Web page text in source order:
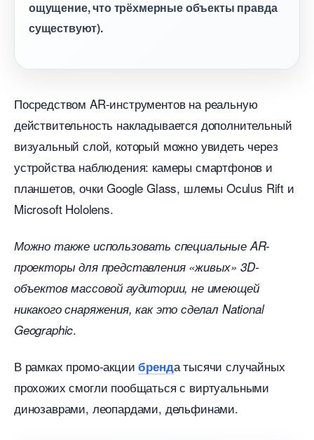
ощущение, что трёхмерные объекты правда
существуют).
Посредством AR-инструментов на реальную
действительность накладывается дополнительный
изуальный слой, который можно увидеть через
устройства наблюдения: камеры смартфонов и
планшетов, очки Google Glass, шлемы Oculus Rift и
Microsoft Hololens.
Можно также использовать специальные AR-
проекторы для представления «живых» 3D-
объектов массовой аудитории, не имеющей
никакого снаряжения, как это сделал National
Geographic.
рамках промо-акцииренда тысячи случайных
прохожих смогли пообщаться с виртуальными
динозаврами, леопардами, дельфинами.